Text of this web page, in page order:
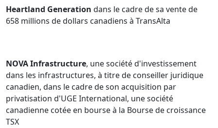
Heartland Generation dans le cadre de sa vente de
658 millions de dollars canadiens à TransAlta
NOVA Infrastructure, une société d'investissement
dans les infrastructures, à titre de conseiller juridique
canadien, dans le cadre de son acquisition par
privatisation d'UGE International, une société
canadienne cotée en bourse à la Bourse de croissance
TSX